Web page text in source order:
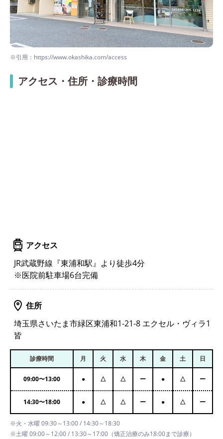
※引用：https://www.okashika.com/access
アクセス・住所・診療時間
アクセス
JR武蔵野線『東浦和駅』より徒歩4分
※医院前駐車場6台完備
住所
埼玉県さいたま市緑区東浦和1-21-8 エクセル・ヴィラ1
皆
診療時間 月 火 水 木 金 土 日
09:00〜13:00 ● △ △ ー ● △ ー
14:30〜18:00 ● △ △ ー ● △ ー
※火・水曜 09:30～13:00 / 14:30～18:30
※土曜 09:00～12:00 / 13:30～17:00（矯正治療のみ18:00まで診療）